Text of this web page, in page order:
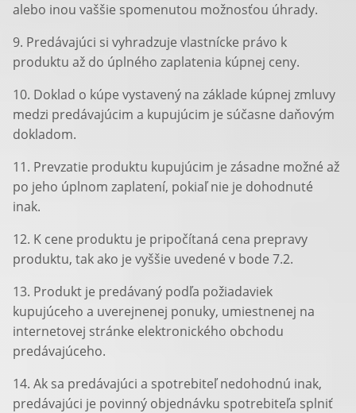
alebo inou vaššie spomenutou možnosťou úhrady.
9. Predávajúci si vyhradzuje vlastnícke právo k
produktu až do úplného zaplatenia kúpnej ceny.
10. Doklad o kúpe vystavený na základe kúpnej zmluvy
medzi predávajúcim a kupujúcim je súčasne daňovým
dokladom.
11. Prevzatie produktu kupujúcim je zásadne možné až
po jeho úplnom zaplatení, pokiaľ nie je dohodnuté
inak.
12. K cene produktu je pripočítaná cena prepravy
produktu, tak ako je vyššie uvedené v bode 7.2.
13. Produkt je predávaný podľa požiadaviek
kupujúceho a uverejnenej ponuky, umiestnenej na
internetovej stránke elektronického obchodu
predávajúceho.
14. Ak sa predávajúci a spotrebiteľ nedohodnú inak,
predávajúci je povinný objednávku spotrebiteľa splniť